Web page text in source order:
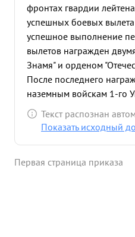
фронтах гвардии
успешных боевых
успешное выполнение
вылетов награжден
Знамя" и орденом
После последнего
наземным войскам 1-го
успешном проведении
при ликвидации войск
на Дрезденском
Текст распознан
Показать исходный
Первая страница приказа